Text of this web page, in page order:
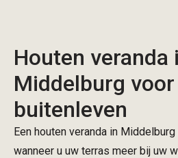
Houten veranda
Middelburg
buitenleven
Een houten veranda in
wanneer u uw terras meer bij uw